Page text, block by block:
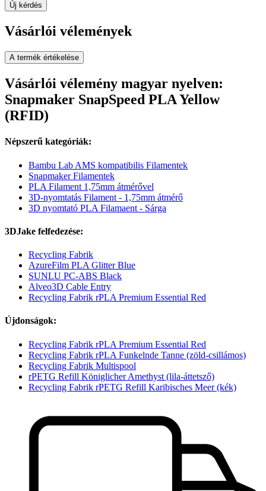
Új kérdés
Vásárlói vélemények
A termék értékelése
Vásárlói vélemény magyar nyelven:
Snapmaker SnapSpeed PLA Yellow
(RFID)
Népszerű kategóriák:
Bambu Lab AMS kompatibilis Filamentek
Snapmaker Filamentek
PLA Filament 1,75mm átmérővel
3D-nyomtatás Filament - 1,75mm átmérő
3D nyomtató PLA Filamaent - Sárga
3DJake felfedezése:
Recycling Fabrik
AzureFilm PLA Glitter Blue
SUNLU PC-ABS Black
Alveo3D Cable Entry
Recycling Fabrik rPLA Premium Essential Red
Újdonságok:
Recycling Fabrik rPLA Premium Essential Red
Recycling Fabrik rPLA Funkelnde Tanne (zöld-csillámos)
Recycling Fabrik Multispool
rPETG Refill Königlicher Amethyst (lila-áttetsző)
Recycling Fabrik rPETG Refill Karibisches Meer (kék)